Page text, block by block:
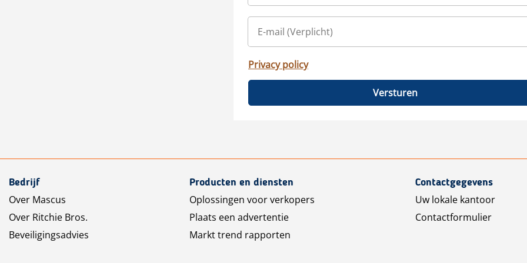
Privacy policy
Versturen
Bedrijf
Over Mascus
Over Ritchie Bros.
Beveiligingsadvies
Producten en diensten
Oplossingen voor verkopers
Plaats een advertentie
Markt trend rapporten
Contactgegevens
Uw lokale kantoor
Contactformulier